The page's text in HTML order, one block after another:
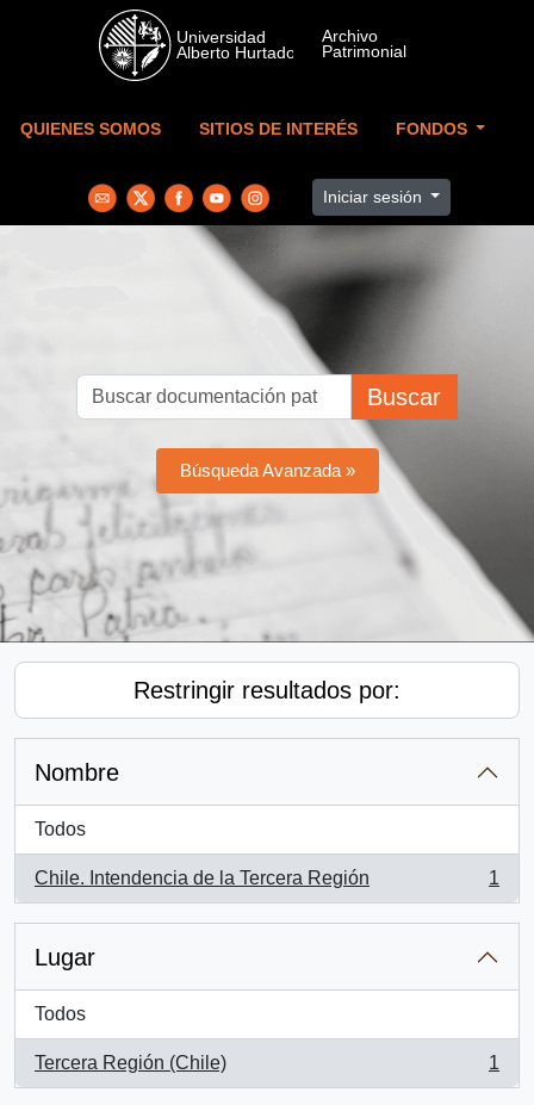
Skip to main content
QUIENES SOMOS SITIOS DE INTERÉS FONDOS
Iniciar sesión
Buscar
Búsqueda Avanzada »
Restringir resultados por:
Nombre
Todos
Chile. Intendencia de la Tercera Región
, 1 resultados
1
Lugar
Todos
Tercera Región (Chile)
, 1 resultados
1